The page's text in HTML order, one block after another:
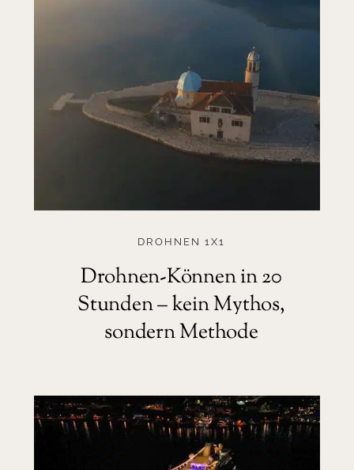
Drohnen-Können in 20
Stunden – kein Mythos,
sondern Methode
DROHNEN 1X1